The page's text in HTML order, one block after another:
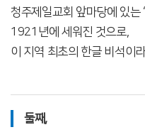
청주제일교회 앞마당에 있는
1921년에 세워진 것으로,
이 지역 최초의 한글 비석이
둘째,